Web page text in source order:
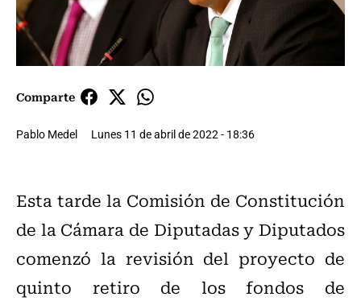
Comparte
Pablo Medel Lunes 11 de abril de 2022 - 18:36
Esta tarde la Comisión de Constitución
de la Cámara de Diputadas y Diputados
comenzó la revisión del proyecto de
quinto retiro de los fondos de